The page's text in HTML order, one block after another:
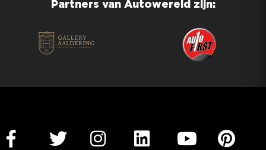
Partners van Autowereld zijn: